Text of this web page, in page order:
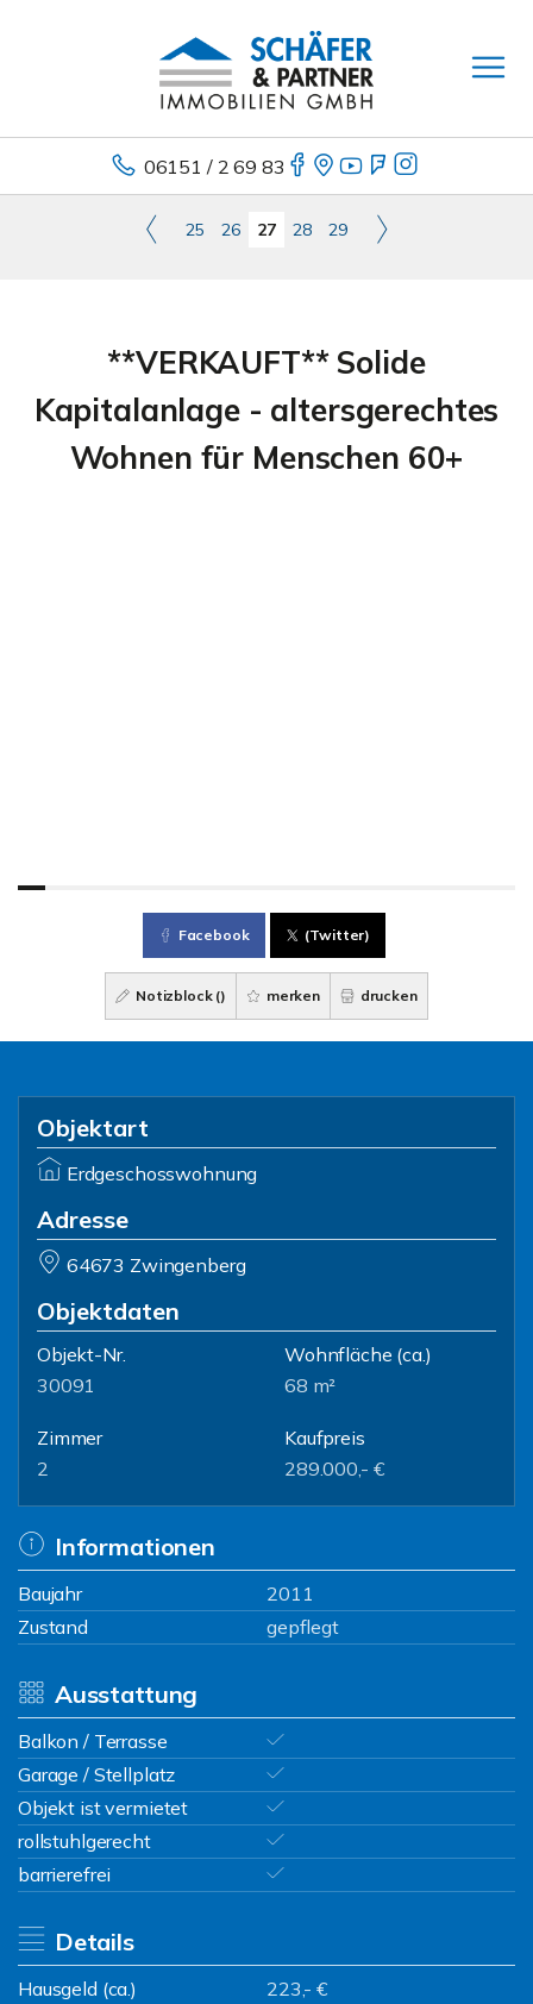
06151 / 2 69 83
25 26 27 28 29
**VERKAUFT** Solide
Kapitalanlage - altersgerechtes
Wohnen für Menschen 60+
Facebook (Twitter)
Notizblock () merken drucken
Objektart
Erdgeschosswohnung
Adresse
64673 Zwingenberg
Objektdaten
Objekt-Nr.
30091
Wohnfläche (ca.)
68 m²
Zimmer
2
Kaufpreis
289.000,- €
Informationen
Baujahr
2011
Zustand
gepflegt
Ausstattung
Balkon / Terrasse
Garage / Stellplatz
Objekt ist vermietet
rollstuhlgerecht
barrierefrei
Details
Hausgeld (ca.)
223,- €